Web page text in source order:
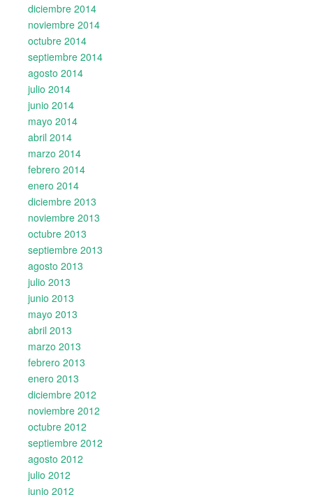
diciembre 2014
noviembre 2014
octubre 2014
septiembre 2014
agosto 2014
julio 2014
junio 2014
mayo 2014
abril 2014
marzo 2014
febrero 2014
enero 2014
diciembre 2013
noviembre 2013
octubre 2013
septiembre 2013
agosto 2013
julio 2013
junio 2013
mayo 2013
abril 2013
marzo 2013
febrero 2013
enero 2013
diciembre 2012
noviembre 2012
octubre 2012
septiembre 2012
agosto 2012
julio 2012
junio 2012